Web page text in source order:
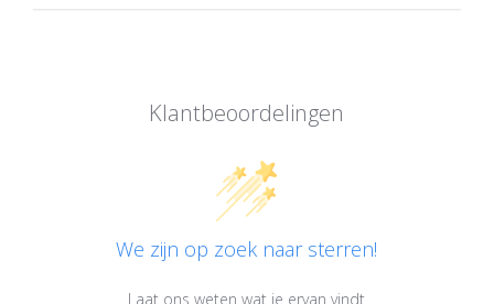
Klantbeoordelingen
We zijn op zoek naar sterren!
Laat ons weten wat je ervan vindt